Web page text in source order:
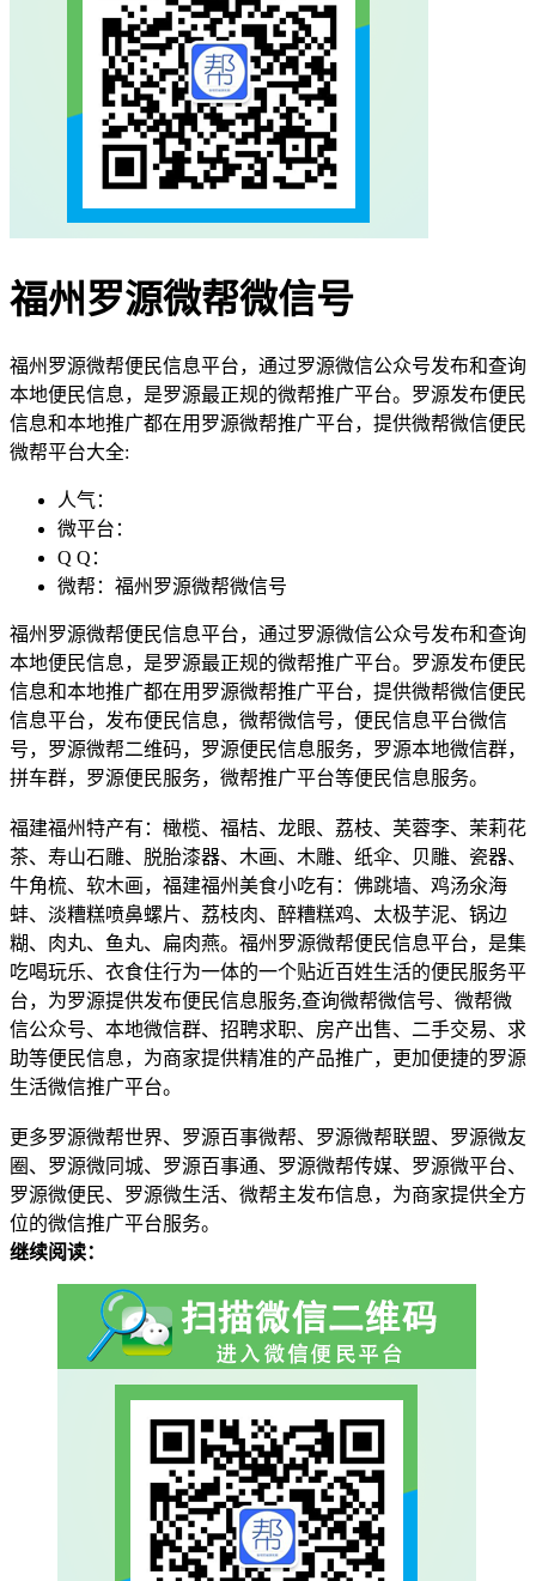
福州罗源微帮微信号
福州罗源微帮便民信息平台，通过罗源微信公众号发布和查询
本地便民信息，是罗源最正规的微帮推广平台。罗源发布便民
信息和本地推广都在用罗源微帮推广平台，提供微帮微信便民
微帮平台大全:
人气：
微平台：
Q Q：
微帮：福州罗源微帮微信号
福州罗源微帮便民信息平台，通过罗源微信公众号发布和查询
本地便民信息，是罗源最正规的微帮推广平台。罗源发布便民
信息和本地推广都在用罗源微帮推广平台，提供微帮微信便民
信息平台，发布便民信息，微帮微信号，便民信息平台微信
号，罗源微帮二维码，罗源便民信息服务，罗源本地微信群，
拼车群，罗源便民服务，微帮推广平台等便民信息服务。
福建福州特产有：橄榄、福桔、龙眼、荔枝、芙蓉李、茉莉花
茶、寿山石雕、脱胎漆器、木画、木雕、纸伞、贝雕、瓷器、
牛角梳、软木画，福建福州美食小吃有：佛跳墙、鸡汤氽海
蚌、淡糟糕喷鼻螺片、荔枝肉、醉糟糕鸡、太极芋泥、锅边
糊、肉丸、鱼丸、扁肉燕。福州罗源微帮便民信息平台，是集
吃喝玩乐、衣食住行为一体的一个贴近百姓生活的便民服务平
台，为罗源提供发布便民信息服务,查询微帮微信号、微帮微
信公众号、本地微信群、招聘求职、房产出售、二手交易、求
助等便民信息，为商家提供精准的产品推广，更加便捷的罗源
生活微信推广平台。
更多罗源微帮世界、罗源百事微帮、罗源微帮联盟、罗源微友
圈、罗源微同城、罗源百事通、罗源微帮传媒、罗源微平台、
罗源微便民、罗源微生活、微帮主发布信息，为商家提供全方
位的微信推广平台服务。
继续阅读：